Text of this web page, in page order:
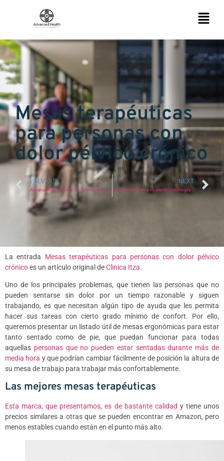
Mesas terapéuticas
para personas con
dolor pélvico crónico
PREVIOUS NEXT
Ecocardiograma vs electrocardiograma: diferencias y requisitos
La entrada Mesas terapéuticas para personas con dolor pélvico
crónicoes un artículo original deClinica Itza.
Uno de los principales problemas, que tienen las personas que no
pueden sentarse sin dolor por un tiempo razonable y siguen
trabajando, es que necesitan algún tipo de ayuda que les permita
hacer sus tareas con cierto grado mínimo de confort. Por ello,
queremos presentar un listado útil de mesas ergonómicas para estar
tanto sentado como de pie, que puedan funcionar para todas
aquellas personas que no pueden estar sentadas durante más de
media hora y que podrían cambiar fácilmente de posición la altura de
su mesa de trabajo para trabajar más confortablemente.
Las mejores mesas terapéuticas
Esta marca, que presentamos, es de bastante calidad y tiene unos
precios similares a otras que se pueden encontrar en Amazon, pero
menos estables cuando están en el punto más alto.